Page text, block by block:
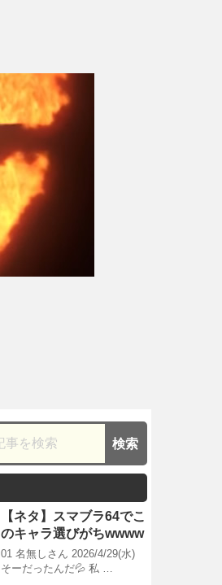
【ネタ】スマブラ64でこ
のキャラ選びがちwwww
01 名無しさん 2026/4/29(水)
そーだったんだ💦 私 …